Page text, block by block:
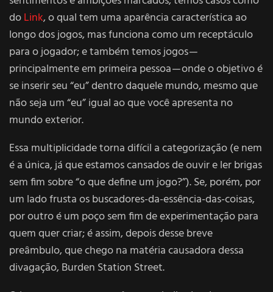
doLink, o qual tem uma aparência característica ao
longo dos jogos, mas funciona como um receptáculo
para o jogador; e também temos jogos —
principalmente em primeira pessoa — onde o objetivo é
se inserir seu “eu” dentro daquele mundo, mesmo que
não seja um “eu” igual ao que você apresenta no
mundo exterior.
Essa multiplicidade torna difícil a categorização (e nem
é a única, já que estamos cansados de ouvir e ler brigas
sem fim sobre “o que define um jogo?”). Se, porém, por
um lado frusta os buscadores-da-essência-das-coisas,
por outro é um poço sem fim de experimentação para
quem quer criar; é assim, depois desse breve
preâmbulo, que chego na matéria causadora dessa
divagação, Burden Station Street.